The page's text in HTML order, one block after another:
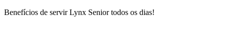
Benefícios de servir Lynx Senior todos os dias!